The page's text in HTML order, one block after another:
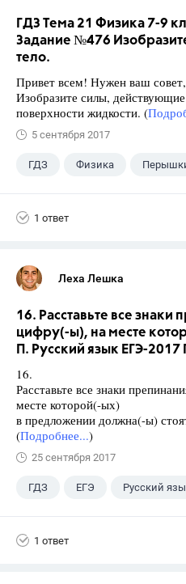
ГДЗ Тема 21 Физика 7-9
Задание №476
тело.
Привет всем! Нужен ваш
Изобразите силы,
поверхности жидкости. (
5 сентября 2017
ГДЗ Физика
1 ответ
Леха Лешка
16. Расставьте все знаки
цифру(-ы), на месте
П. Русский язык ЕГЭ-2017
16.
Расставьте все знаки
месте которой(-ых)
в предложении должна(-ы)
(Подробнее...)
25 сентября 2017
ГДЗ ЕГЭ Русский
1 ответ